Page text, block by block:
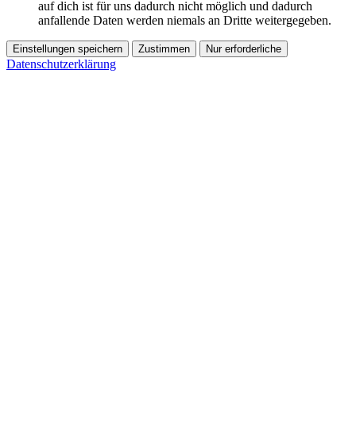
auf dich ist für uns dadurch nicht möglich und dadurch
anfallende Daten werden niemals an Dritte weitergegeben.
Einstellungen speichern Zustimmen Nur erforderliche
Datenschutzerklärung